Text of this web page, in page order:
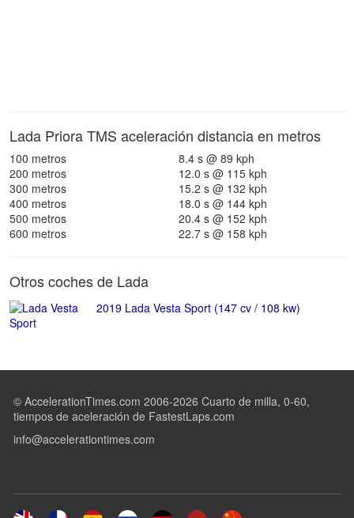
Lada Priora TMS aceleración distancia en metros
100 metros
8.4 s @ 89 kph
200 metros
12.0 s @ 115 kph
300 metros
15.2 s @ 132 kph
400 metros
18.0 s @ 144 kph
500 metros
20.4 s @ 152 kph
600 metros
22.7 s @ 158 kph
Otros coches de Lada
2019 Lada Vesta Sport (147 cv / 108 kw)
© AccelerationTimes.com 2006-2026 Cuarto de milla, 0-60,
tiempos de aceleración de FastestLaps.com
info@accelerationtimes.com